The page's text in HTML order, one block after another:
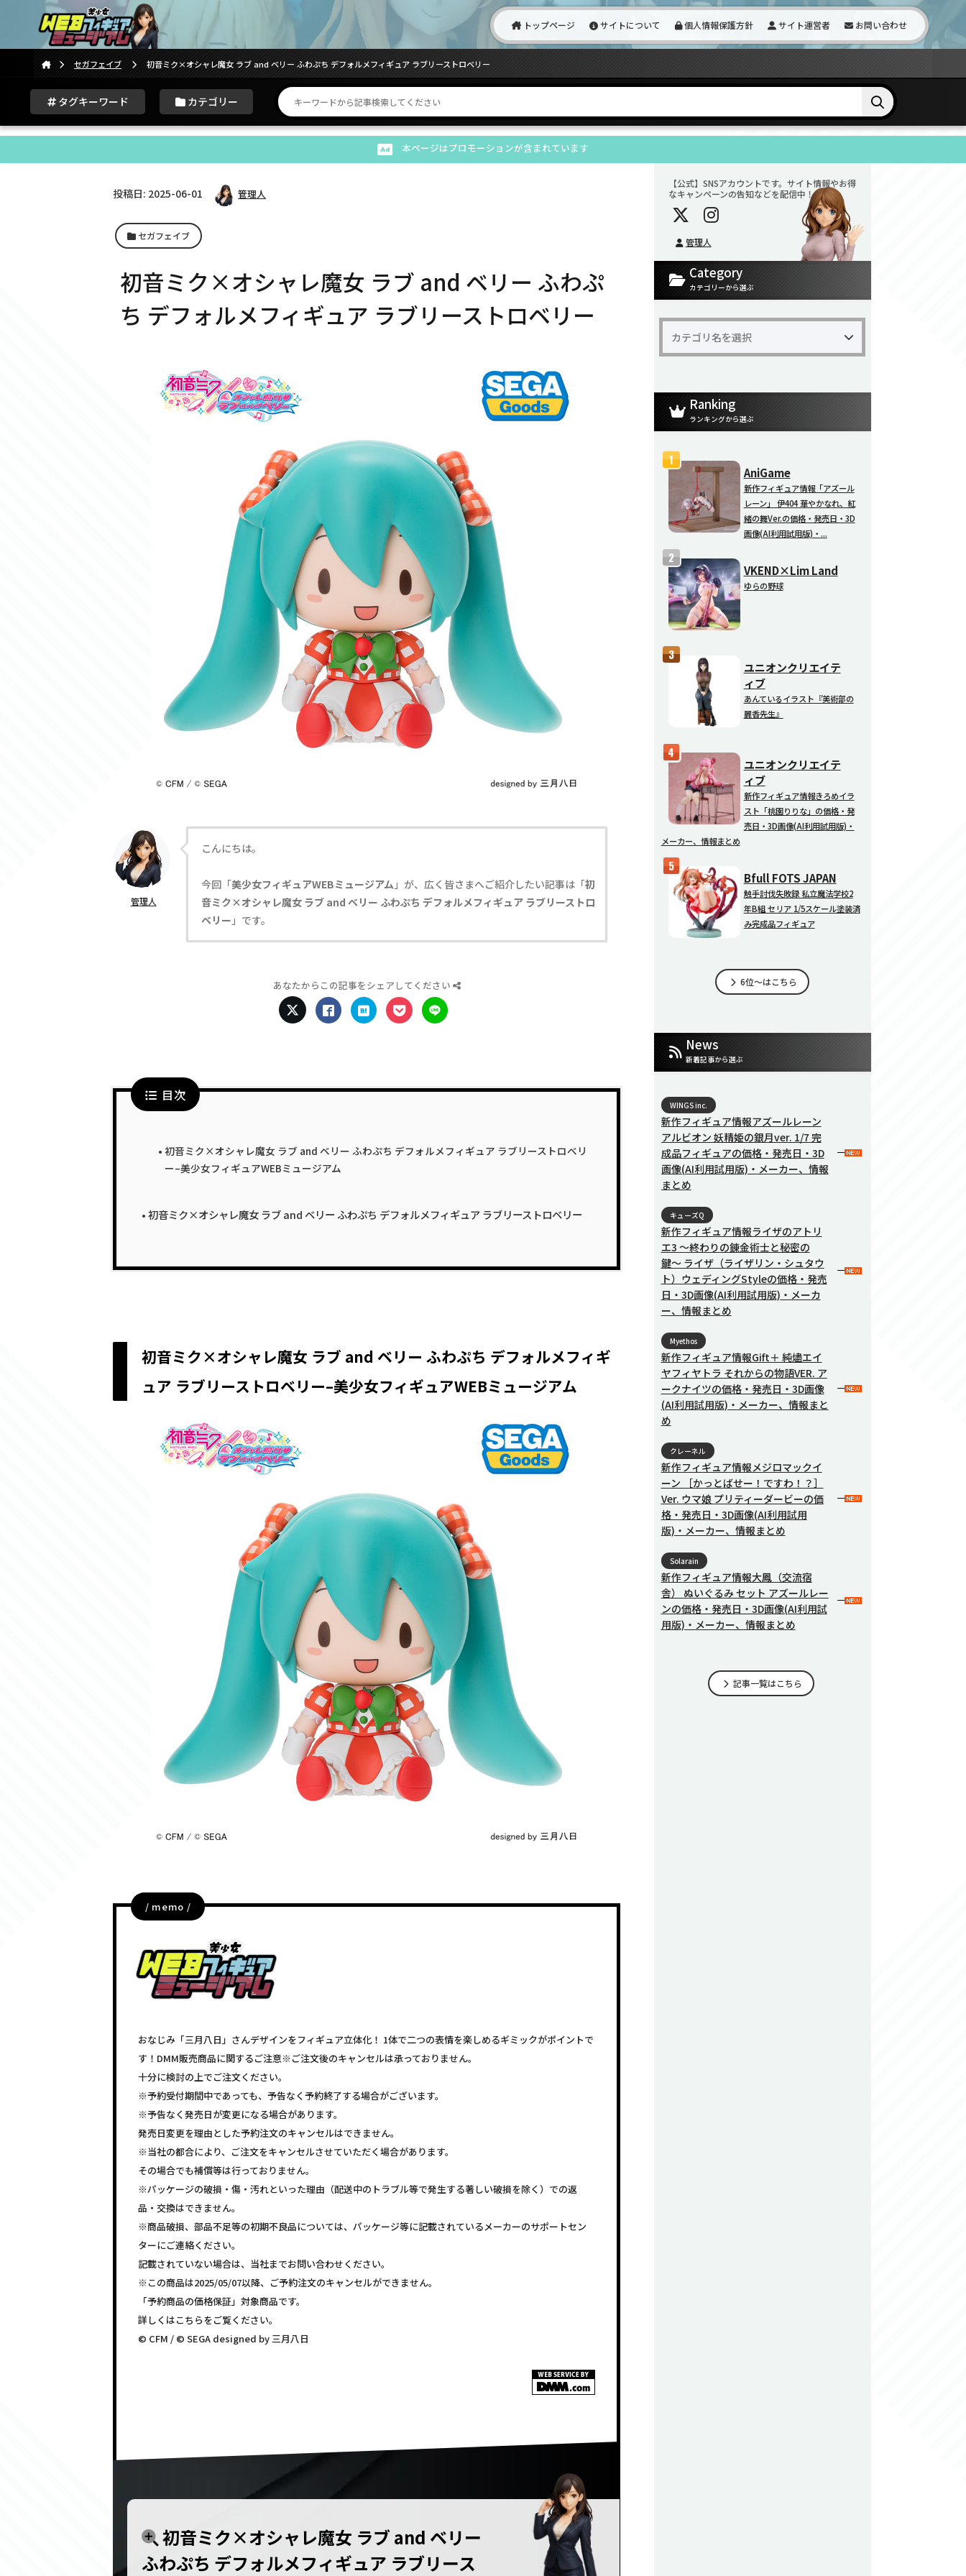
トップページ サイトについて 個人情報保護方針 サイト運営者 お問い合わせ
セガフェイブ 初音ミク×オシャレ魔女 ラブ and ベリー ふわぷち デフォルメフィギュア ラブリーストロベリー
タグキーワード カテゴリー
本ページはプロモーションが含まれています
投稿日: 2025-06-01 管理人
セガフェイブ
初音ミク×オシャレ魔女 ラブ and ベリー ふわぷ
ち デフォルメフィギュア ラブリーストロベリー
管理人
こんにちは。
今回「美少女フィギュアWEBミュージアム 」が、広く皆さまへご紹介したい記事は「初
音ミク×オシャレ魔女 ラブ and ベリー ふわぷち デフォルメフィギュア ラブリーストロ
ベリー 」です。
あなたからこの記事をシェアしてください
目次
初音ミク×オシャレ魔女 ラブ and ベリー ふわぷち デフォルメフィギュア ラブリーストロベリ
ー–美少女フィギュアWEBミュージアム
初音ミク×オシャレ魔女 ラブ and ベリー ふわぷち デフォルメフィギュア ラブリーストロベリー
初音ミク×オシャレ魔女 ラブ and ベリー ふわぷち デフォルメフィギ
ュア ラブリーストロベリー–美少女フィギュアWEBミュージアム
/ memo /
おなじみ「三月八日」さんデザインをフィギュア立体化！ 1体で二つの表情を楽しめるギミックがポイントで
す！DMM販売商品に関するご注意※ご注文後のキャンセルは承っておりません。
十分に検討の上でご注文ください。
※予約受付期間中であっても、予告なく予約終了する場合がございます。
※予告なく発売日が変更になる場合があります。
発売日変更を理由とした予約注文のキャンセルはできません。
※当社の都合により、ご注文をキャンセルさせていただく場合があります。
その場合でも補償等は行っておりません。
※パッケージの破損・傷・汚れといった理由（配送中のトラブル等で発生する著しい破損を除く）での返
品・交換はできません。
※商品破損、部品不足等の初期不良品については、パッケージ等に記載されているメーカーのサポートセン
ターにご連絡ください。
記載されていない場合は、当社までお問い合わせください。
※この商品は2025/05/07以降、ご予約注文のキャンセルができません。
「予約商品の価格保証」対象商品です。
詳しくはこちらをご覧ください。
© CFM / © SEGA designed by 三月八日
初音ミク×オシャレ魔女 ラブ and ベリー
ふわぷち デフォルメフィギュア ラブリース
【公式】SNSアカウントです。サイト情報やお得
なキャンペーンの告知などを配信中！
管理人
Category
カテゴリーから選ぶ
Ranking
ランキングから選ぶ
AniGame
新作フィギュア情報「アズール
レーン」 伊404 華やかなれ、紅
緒の舞Ver.の価格・発売日・3D
画像(AI利用試用版)・...
VKEND×Lim Land
ゆらの野球
ユニオンクリエイテ
ィブ
あんているイラスト『美術部の
麗香先生』
ユニオンクリエイテ
ィブ
新作フィギュア情報きろめイラ
スト「桃園りりな」の価格・発
売日・3D画像(AI利用試用版)・
メーカー、情報まとめ
Bfull FOTS JAPAN
触手討伐失敗録 私立魔法学校2
年B組 セリア 1/5スケール塗装済
み完成品フィギュア
6位～はこちら
News
新着記事から選ぶ
WINGS inc.
新作フィギュア情報アズールレーン
アルビオン 妖精姫の銀月ver. 1/7 完
成品フィギュアの価格・発売日・3D
画像(AI利用試用版)・メーカー、情報
まとめ
キューズQ
新作フィギュア情報ライザのアトリ
エ3 〜終わりの錬金術士と秘密の
鍵〜 ライザ（ライザリン・シュタウ
ト）ウェディングStyleの価格・発売
日・3D画像(AI利用試用版)・メーカ
ー、情報まとめ
Myethos
新作フィギュア情報Gift＋ 純燼エイ
ヤフィヤトラ それからの物語VER. ア
ークナイツの価格・発売日・3D画像
(AI利用試用版)・メーカー、情報まと
め
クレーネル
新作フィギュア情報メジロマックイ
ーン ［かっとばせー！ですわ！？］
Ver. ウマ娘 プリティーダービーの価
格・発売日・3D画像(AI利用試用
版)・メーカー、情報まとめ
Solarain
新作フィギュア情報大鳳（交流宿
舎） ぬいぐるみ セット アズールレー
ンの価格・発売日・3D画像(AI利用試
用版)・メーカー、情報まとめ
記事一覧はこちら